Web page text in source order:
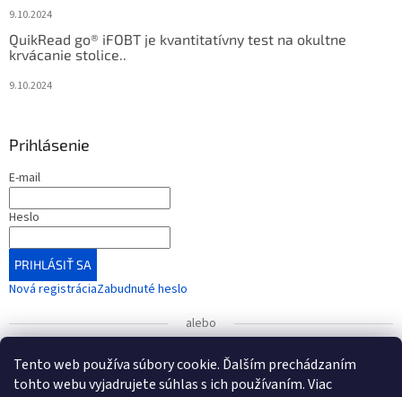
Tento web používa súbory cookie. Ďalším prechádzaním
tohto webu vyjadrujete súhlas s ich používaním. Viac
9.10.2024
QuikRead go® iFOBT je kvantitatívny test na okultne
krvácanie stolice..
9.10.2024
Prihlásenie
E-mail
Heslo
PRIHLÁSIŤ SA
Nová registráciaZabudnuté heslo
alebo
Prihlásiť sa cez Google